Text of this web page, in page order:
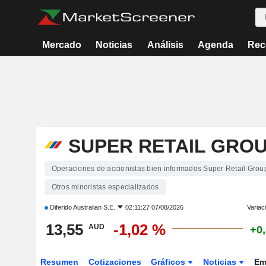
Mercado Noticias Análisis Agenda
SUPER RETAIL
Operaciones de accionistas bien informados Super Retail
Otros minoristas especializados
DiferidoAustralian S.E. 02:11:27 07/08/2026
13,55 AUD -1,02 %
Resumen Cotizaciones Gráficos Noticias